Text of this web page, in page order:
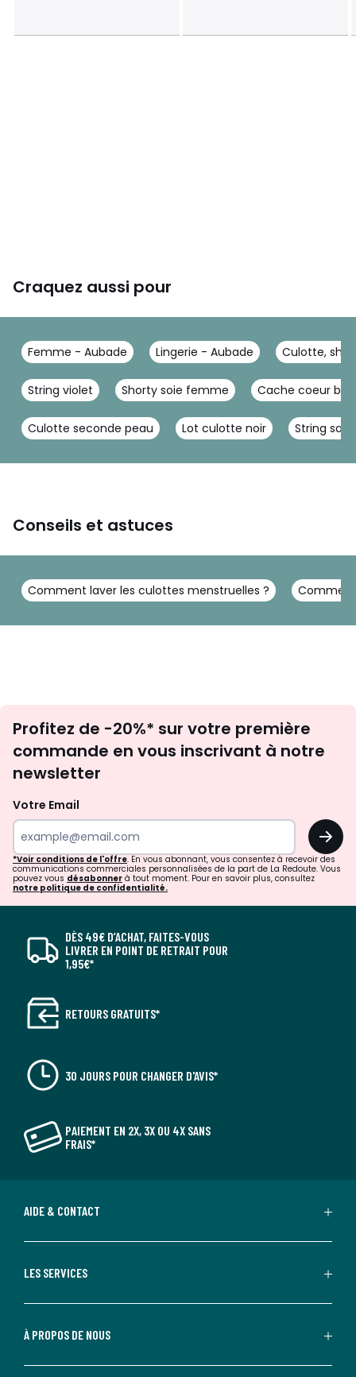
Craquez aussi pour
Femme - Aubade Lingerie - Aubade Culotte,
String violet Shorty soie femme Cache coeur
Culotte seconde peau Lot culotte noir String
Conseils et astuces
Comment laver les culottes menstruelles ?
newsletter
Profitez de -20%* sur votre première
commande en vous inscrivant à notre
newsletter
Votre Email
OK
*Voir conditions de l'offre. En vous abonnant, vous consentez à recevoir des
communications commerciales personnalisées de la part de La Redoute. Vous
pouvez vous désabonner à tout moment. Pour en savoir plus, consultez
notre politique de confidentialité.
DÈS 49€ D’ACHAT, FAITES-VOUS
LIVRER EN POINT DE RETRAIT POUR
1,95€*
RETOURS GRATUITS*
30 JOURS POUR CHANGER D'AVIS*
PAIEMENT EN 2X, 3X OU 4X SANS
FRAIS*
AIDE & CONTACT
LES SERVICES
À PROPOS DE NOUS